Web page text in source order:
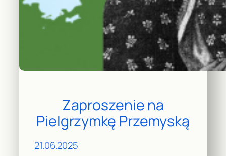
Zaproszenie na
Pielgrzymkę Przemyską
21.06.2025